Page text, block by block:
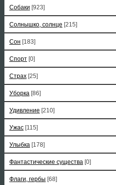
Собаки [923]
Солнышко, солнце [215]
Сон [183]
Спорт [0]
Страх [25]
Уборка [86]
Удивление [210]
Ужас [115]
Улыбка [178]
Фантастические существа [0]
Флаги, гербы [68]